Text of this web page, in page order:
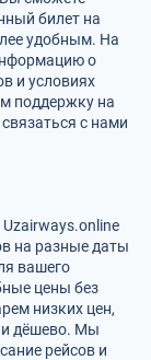
билет на
удобным. На
о
и условиях
поддержку на
с нами
на разные даты
вашего
цены без
низких цен,
дёшево. Мы
рейсов и